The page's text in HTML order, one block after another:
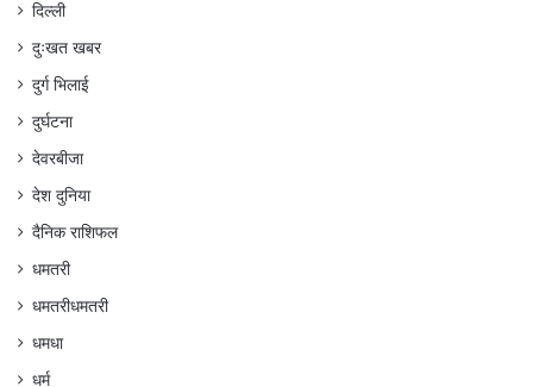
दिल्ली
दुःखत खबर
दुर्ग भिलाई
दुर्घटना
देवरबीजा
देश दुनिया
दैनिक राशिफल
धमतरी
धमतरीधमतरी
धमधा
धर्म